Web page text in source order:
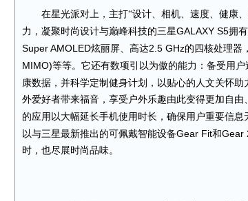
在星光派对上， 主打“设计、相机、速度、健康、
力， 凝聚时尚设计与巅峰科技的三星GALAXY S5拥
Super AMOLED炫丽屏、高达2.5 GHz的四核处理器
MIMO)等等。它还有数项引以为傲的能力：备受用户
康数据，并科学定制健身计划，以贴心的人文关怀助
外爱好者带来福音，享受户外乐趣由此变得更加自
的应用以大幅延长手机使用时长，确保用户重要信息
以与三星最新推出的可佩戴智能设备Gear Fit和Gear
时，也尽展时尚品味。